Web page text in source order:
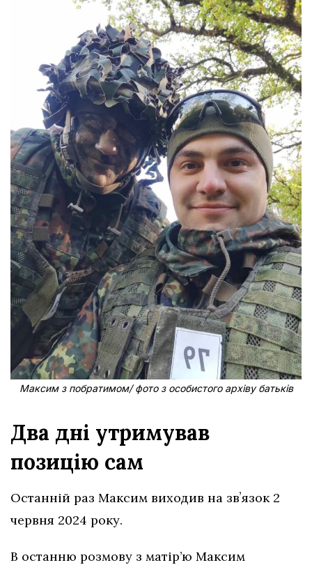
Максим з побратимом/ фото з особистого архіву батьків
Два дні утримував
позицію сам
Останній раз Максим виходив на звʼязок 2
червня 2024 року.
В останню розмову з матір’ю Максим